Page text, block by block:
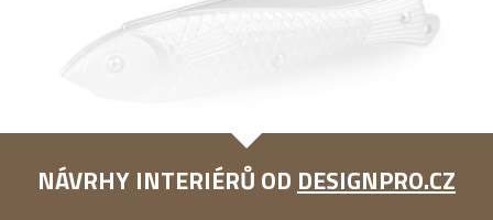
NÁVRHY INTERIÉRŮ OD DESIGNPRO.CZ